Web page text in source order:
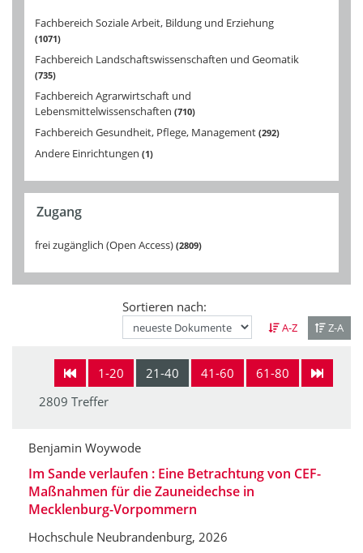
Fachbereich Soziale Arbeit, Bildung und Erziehung
1071
Fachbereich Landschaftswissenschaften und Geomatik
735
Fachbereich Agrarwirtschaft und
Lebensmittelwissenschaften 710
Fachbereich Gesundheit, Pflege, Management 292
Andere Einrichtungen 1
Zugang
frei zugänglich (Open Access) 2809
Sortieren nach:
A-Z Z-A
1-20 21-40 41-60
61-80
2809 Treffer
Benjamin Woywode
Im Sande verlaufen : Eine Betrachtung von CEF-
Maßnahmen für die Zauneidechse in
Mecklenburg-Vorpommern
Hochschule Neubrandenburg, 2026